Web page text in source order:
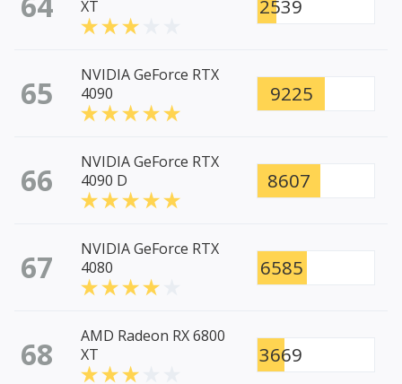
XT
2539
65
NVIDIA GeForce RTX
4090
9225
66
NVIDIA GeForce RTX
4090 D
8607
67
NVIDIA GeForce RTX
4080
6585
68
AMD Radeon RX 6800
XT
3669